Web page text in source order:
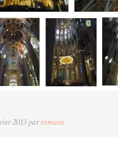
2013 parromain